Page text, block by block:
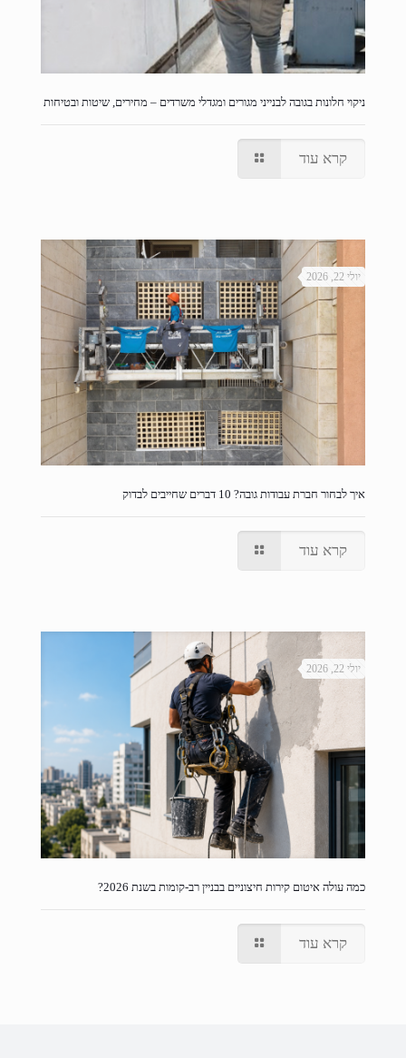
ניקוי חלונות בגובה לבנייני מגורים ומגדלי משרדים – מחירים, שיטות ובטיחות
קרא עוד
יולי 22, 2026
איך לבחור חברת עבודות גובה? 10 דברים שחייבים לבדוק
קרא עוד
יולי 22, 2026
כמה עולה איטום קירות חיצוניים בבניין רב-קומות בשנת 2026?
קרא עוד